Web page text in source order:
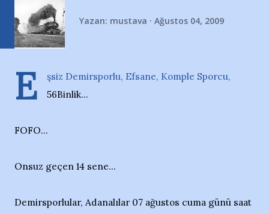
Yazan: mustava Ağustos 04, 2009
E
şsiz Demirsporlu, Efsane, Komple Sporcu,
56Binlik...
FOFO...
Onsuz geçen 14 sene...
Demirsporlular, Adanalılar 07 ağustos cuma günü saat